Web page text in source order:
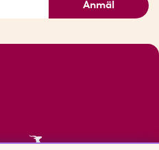
Anmäl